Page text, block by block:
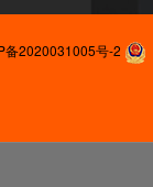
备2020031005号-2